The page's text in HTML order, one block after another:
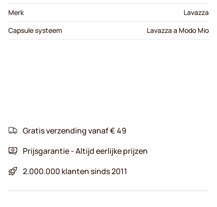
Merk
Lavazza
Capsule systeem
Lavazza a Modo Mio
Gratis verzending vanaf € 49
Prijsgarantie - Altijd eerlijke prijzen
2.000.000 klanten sinds 2011